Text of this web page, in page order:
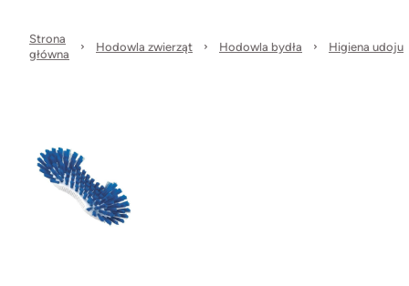
Strona
główna
Hodowla zwierząt Hodowla bydła Higiena udoju